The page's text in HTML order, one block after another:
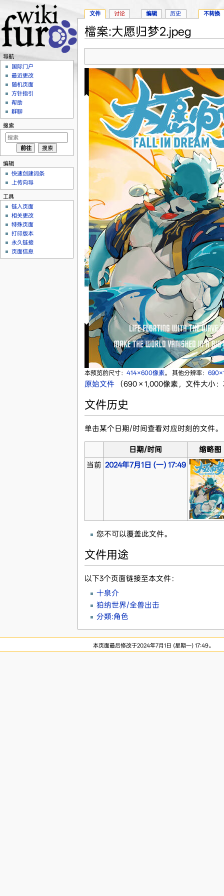
檔案:大愿归梦2.jpeg
本预览的尺寸： 414×600像素。 其他分辨率：
原始文件‎ （690 × 1,000像素，文件大小
文件历史
单击某个日期/时间查看对应时刻的文件。
日期/时间
缩略图
当前 2024年7月1日 (一) 17:49
您不可以覆盖此文件。
文件用途
以下3个页面链接至本文件：
十泉介
狛纳世界/全兽出击
分類:角色
文件 讨论 编辑 历史 不转换
导航
国际门户
最近更改
随机页面
方针指引
帮助
群聊
搜索
编辑
快速创建词条
上传向导
工具
链入页面
相关更改
特殊页面
打印版本
永久链接
页面信息
本页面最后修改于2024年7月1日 (星期一) 17:49。